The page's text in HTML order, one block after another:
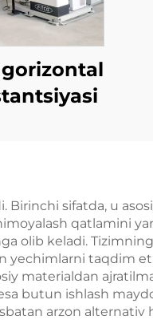
sifatda, u
qatlamini
olib keladi.
yechimlarni taqdim
materialdan
butun ishlash
arzon alternativ